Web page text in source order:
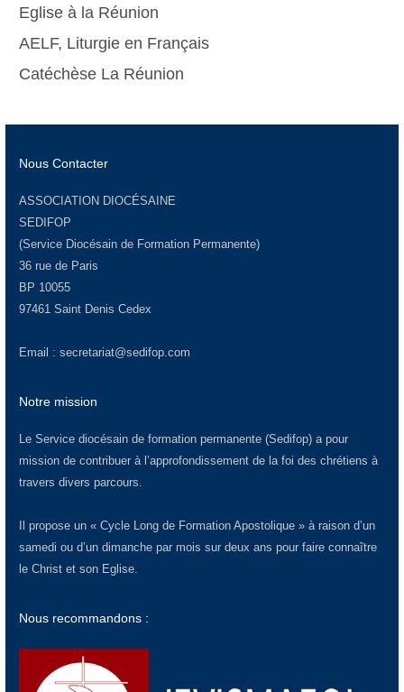
Eglise à la Réunion
AELF, Liturgie en Français
Catéchèse La Réunion
Nous Contacter
ASSOCIATION DIOCÉSAINE
SEDIFOP
(Service Diocésain de Formation Permanente)
36 rue de Paris
BP 10055
97461 Saint Denis Cedex
Email : secretariat@sedifop.com
Notre mission
Le Service diocésain de formation permanente (Sedifop) a pour
mission de contribuer à l’approfondissement de la foi des chrétiens à
travers divers parcours.
Il propose un « Cycle Long de Formation Apostolique » à raison d’un
samedi ou d’un dimanche par mois sur deux ans pour faire connaître
le Christ et son Eglise.
Nous recommandons :